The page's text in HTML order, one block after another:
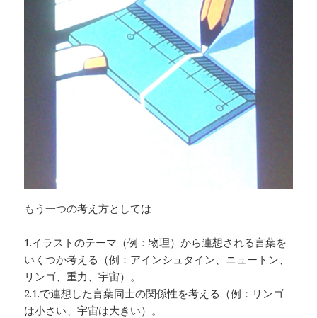
もう一つの考え方としては
1.イラストのテーマ（例：物理）から連想される言葉を
いくつか考える（例：アインシュタイン、ニュートン、
リンゴ、重力、宇宙）。
2.1.で連想した言葉同士の関係性を考える（例：リンゴ
は小さい、宇宙は大きい）。